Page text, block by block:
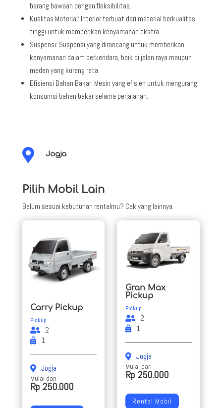
barang bawaan dengan fleksibilitas.
Kualitas Material: Interior terbuat dari material berkualitas
tinggi untuk memberikan kenyamanan ekstra.
Suspensi: Suspensi yang dirancang untuk memberikan
kenyamanan dalam berkendara, baik di jalan raya maupun
medan yang kurang rata.
Efisiensi Bahan Bakar: Mesin yang efisien untuk mengurangi
konsumsi bahan bakar selama perjalanan.
 Jogja
Pilih Mobil Lain
Belum sesuai kebutuhan rentalmu? Cek yang lainnya.
Carry Pickup
Pickup
2
1
Jogja
Mulai dari
Rp 250.000
Gran Max
Pickup
Pickup
2
1
Jogja
Mulai dari
Rp 250.000
Rental Mobil